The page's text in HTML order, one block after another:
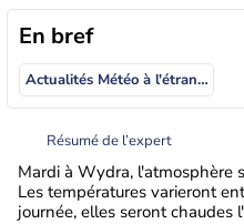
En bref
Actualités Météo à l'étranger
Résumé de l’expert
Mardi à Wydra, l'atmosphère
Les températures varieront
journée, elles seront chaudes